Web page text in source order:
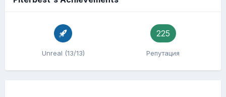
Unreal (13/13)
225
Репутация